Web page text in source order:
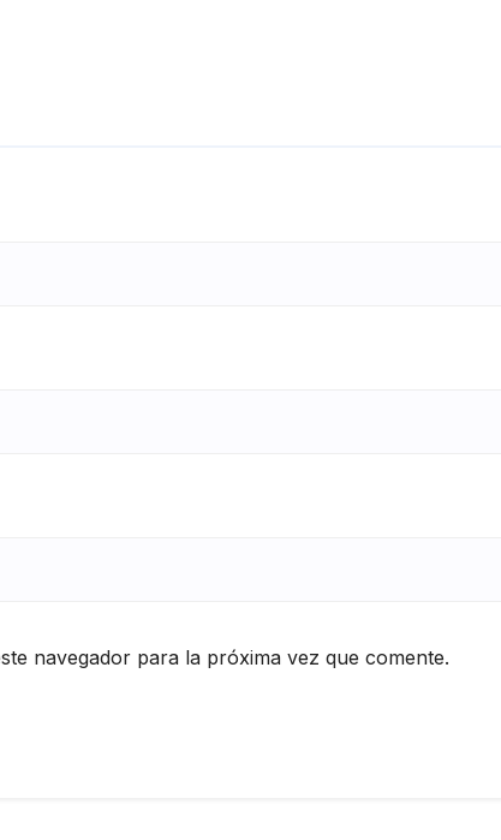
navegador para la próxima vez que comente.